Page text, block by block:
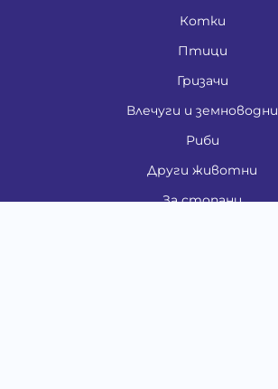
Котки
Птици
Гризачи
Влечуги и земноводни
Риби
Други животни
За стопани